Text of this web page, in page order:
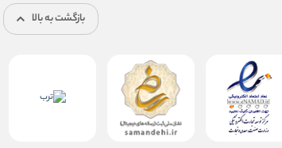
بازگشت به بالا